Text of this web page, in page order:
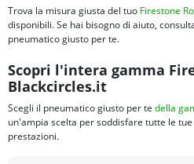
Trova la misura giusta del tuo Firestone
disponibili. Se hai bisogno di aiuto,
pneumatico giusto per te.
Scopri l'intera gamma
Blackcircles.it
Scegli il pneumatico giusto per te della
un'ampia scelta per soddisfare tutte le
prestazioni.